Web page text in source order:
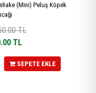
(Mini) Peluş Köpek
TL
TL
SEPETE EKLE